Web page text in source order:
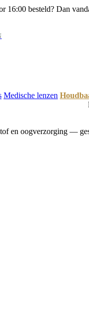
16:00 besteld? Dan
Medische lenzen
en oogverzorging —